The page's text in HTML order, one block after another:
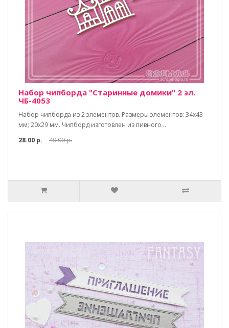
Набор чипборда "Старинные домики" 2 эл.
ЧБ-4053
Набор чипборда из 2 элементов. Размеры элементов: 34х43
мм; 20х29 мм. Чипборд изготовлен из пивного ..
28.00 р.
40.00 р.